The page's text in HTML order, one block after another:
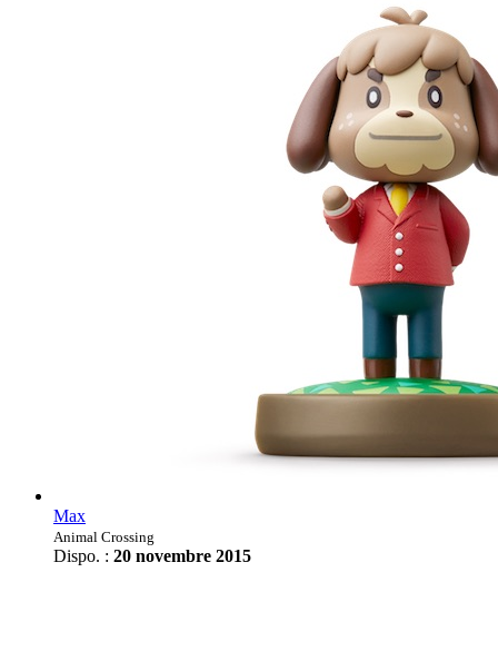
Max
Animal Crossing
Dispo. : 20 novembre 2015